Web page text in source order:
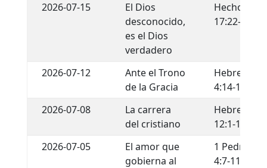
2026-07-15
El Dios
desconocido,
es el Dios
verdadero
Hechos
17:22-34
2026-07-12
Ante el Trono
de la Gracia
Hebreos
4:14-16
2026-07-08
La carrera
del cristiano
Hebreos
12:1-13
2026-07-05
El amor que
gobierna al
1 Pedro
4:7-11